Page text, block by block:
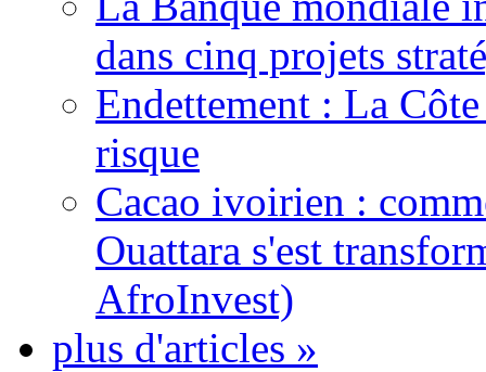
dans cinq projets
Endettement : La
risque
Cacao ivoirien :
Ouattara s'est
AfroInvest)
plus d'articles »